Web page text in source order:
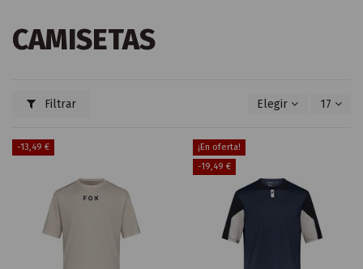
CAMISETAS
Filtrar Elegir 17
-13,49 €
¡En oferta!
-19,49 €